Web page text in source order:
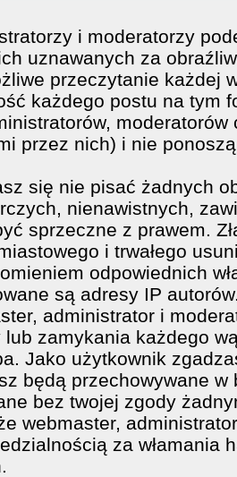
i moderatorzy
uznawanych za
przeczytanie każdej
każdego postu na tym
przez nich) i nie
się nie pisać żadnych
nienawistnych,
sprzeczne z prawem.
i trwałego
odpowiednich
są adresy IP
administrator i
lub zamykania każdego
Jako użytkownik
będą przechowywane
bez twojej zgody
webmaster,
za włamania